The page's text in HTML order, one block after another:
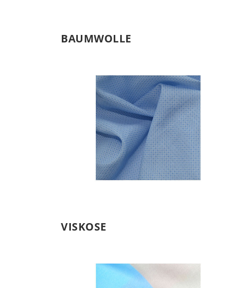
BAUMWOLLE
ORGANIC COTTON
Baumwolle
VISKOSE